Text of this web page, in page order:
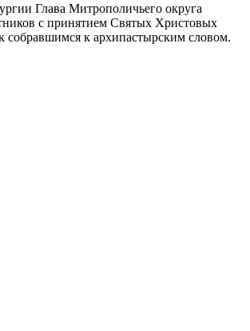
Глава Митрополичьего округа
с принятием Святых Христовых
собравшимся к архипастырским словом.